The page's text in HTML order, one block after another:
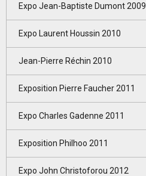
Expo Jean-Baptiste Dumont 2009
Expo Laurent Houssin 2010
Jean-Pierre Réchin 2010
Exposition Pierre Faucher 2011
Expo Charles Gadenne 2011
Exposition Philhoo 2011
Expo John Christoforou 2012